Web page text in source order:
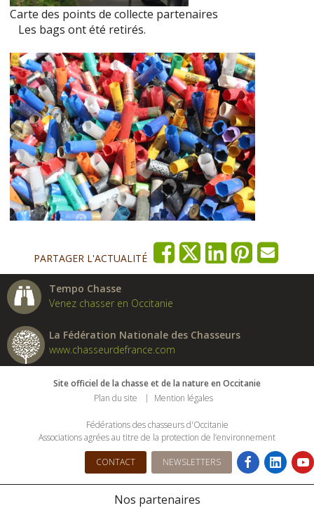
Carte des points de collecte partenaires
Les bags ont été retirés.
PARTAGER L'ACTUALITÉ
Tempo Chasse
Venez chasser en Occitanie
La Fédération Nationale des Chasseurs
www.chasseurdefrance.com
Site officiel de la chasse et de la nature en Occitanie
Plan du site
Mention légales
Fédérations des chasseurs d'Occitanie
Associations agrées au titre de la protection de l’environnement
CONTACT NEWSLETTERS
Nos partenaires